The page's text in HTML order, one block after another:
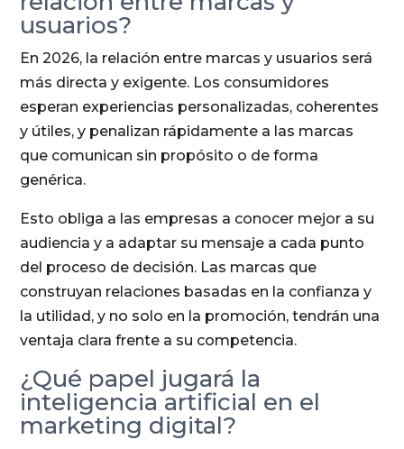
usuarios?
En 2026, la relación entre marcas y usuarios será
más directa y exigente. Los consumidores
esperan experiencias personalizadas, coherentes
y útiles, y penalizan rápidamente a las marcas
que comunican sin propósito o de forma
genérica.
Esto obliga a las empresas a conocer mejor a su
audiencia y a adaptar su mensaje a cada punto
del proceso de decisión. Las marcas que
construyan relaciones basadas en la confianza y
la utilidad, y no solo en la promoción, tendrán una
ventaja clara frente a su competencia.
¿Qué papel jugará la
inteligencia artificial en el
marketing digital?